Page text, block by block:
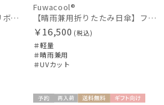
日傘 ミニ｜サテンビッグリボン [HANWAY]
Fuwacool®
【晴雨兼用折りたたみ日傘】フワクール®ホワイト（Fuwacool® White）トーンonトーン 1級遮光 遮熱 UV99%以上
￥16,500 (税込)
＃軽量
＃晴雨兼用
＃UVカット